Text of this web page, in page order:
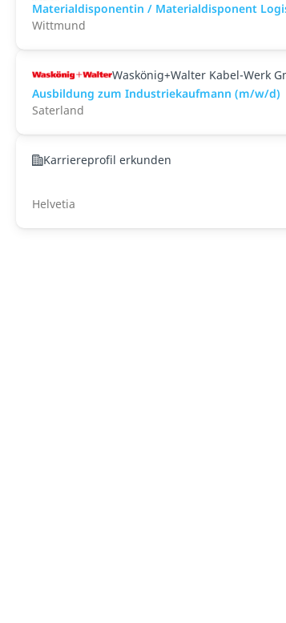
Materialdisponentin / Materialdisponent
Wittmund
Waskönig+Walter Kabel-Werk
Ausbildung zum Industriekaufmann (m/w/d)
Saterland
Karriereprofil erkunden
Helvetia